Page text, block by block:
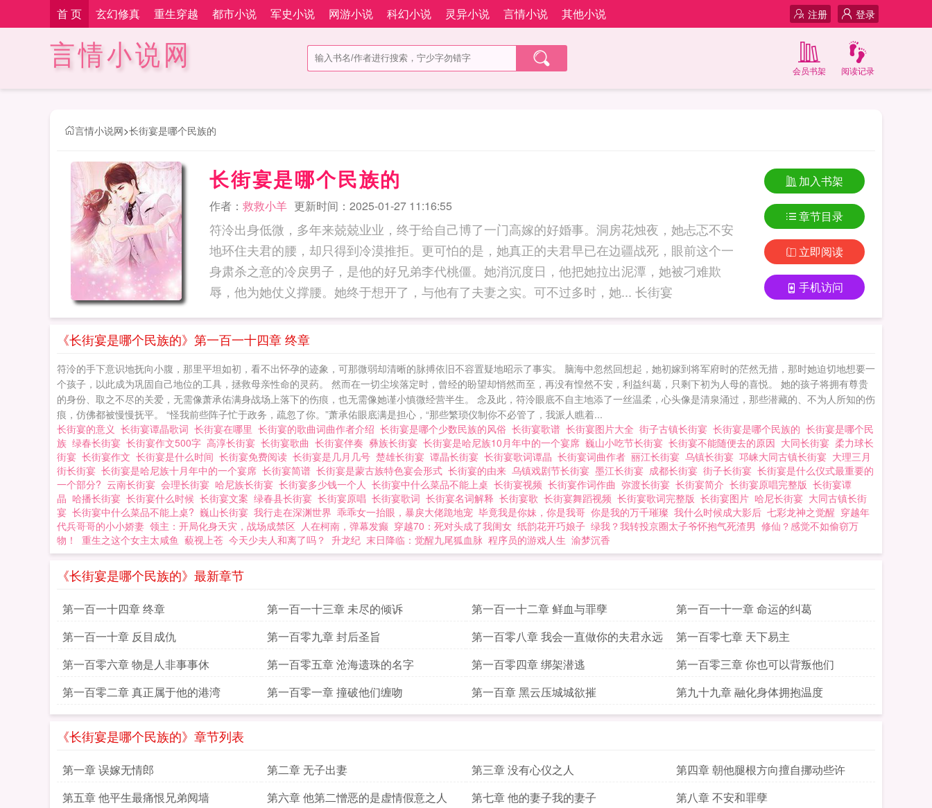
首 页 玄幻修真 重生穿越 都市小说 军史小说 网游小说 科幻小说 灵异小说 言情小说 其他小说 登录
注册
言情小说网 阅读记录
会员书架
言情小说网>长街宴是哪个民族的
长街宴是哪个民族的
作者： 救救小羊 更新时间：2025-01-27 11:16:55
符泠出身低微，多年来兢兢业业，终于给自己博了一门高嫁的好婚事。洞房花烛夜，她忐忑不安
地环住夫君的腰，却只得到冷漠推拒。更可怕的是，她真正的夫君早已在边疆战死，眼前这个一
身肃杀之意的冷戾男子，是他的好兄弟李代桃僵。她消沉度日，他把她拉出泥潭，她被刁难欺
辱，他为她仗义撑腰。她终于想开了，与他有了夫妻之实。可不过多时，她... 长街宴
加入书架
章节目录
立即阅读
手机访问
《长街宴是哪个民族的》第一百一十四章 终章
符泠的手下意识地抚向小腹，那里平坦如初，看不出怀孕的迹象，可那微弱却清晰的脉搏依旧不容置疑地昭示了事实。 脑海中忽然回想起，她初嫁到将军府时的茫然无措，那时她迫切地想要一
个孩子，以此成为巩固自己地位的工具，拯救母亲性命的灵药。 然而在一切尘埃落定时，曾经的盼望却悄然而至，再没有惶然不安，利益纠葛，只剩下初为人母的喜悦。 她的孩子将拥有尊贵
的身份、取之不尽的关爱，无需像萧承佑满身战场上落下的伤痕，也无需像她谨小慎微经营半生。 念及此，符泠眼底不自主地添了一丝温柔，心头像是清泉涌过，那些潜藏的、不为人所知的伤
痕，仿佛都被慢慢抚平。 “怪我前些阵子忙于政务，疏忽了你。”萧承佑眼底满是担心，“那些繁琐仪制你不必管了，我派人瞧着...
长街宴的意义 长街宴谭晶歌词 长街宴在哪里 长街宴的歌曲词曲作者介绍 长街宴是哪个少数民族的风俗 长街宴歌谱 长街宴图片大全 街子古镇长街宴 长街宴是哪个民族的 长街宴是哪个民
族 绿春长街宴 长街宴作文500字 高淳长街宴 长街宴歌曲 长街宴伴奏 彝族长街宴 长街宴是哈尼族10月年中的一个宴席 巍山小吃节长街宴 长街宴不能随便去的原因 大同长街宴 柔力球长
街宴 长街宴作文 长街宴是什么时间 长街宴免费阅读 长街宴是几月几号 楚雄长街宴 谭晶长街宴 长街宴歌词谭晶 长街宴词曲作者 丽江长街宴 乌镇长街宴 邛崃大同古镇长街宴 大理三月
街长街宴 长街宴是哈尼族十月年中的一个宴席 长街宴简谱 长街宴是蒙古族特色宴会形式 长街宴的由来 乌镇戏剧节长街宴 墨江长街宴 成都长街宴 街子长街宴 长街宴是什么仪式最重要的
一个部分? 云南长街宴 会理长街宴 哈尼族长街宴 长街宴多少钱一个人 长街宴中什么菜品不能上桌 长街宴视频 长街宴作词作曲 弥渡长街宴 长街宴简介 长街宴原唱完整版 长街宴谭
晶 哈播长街宴 长街宴什么时候 长街宴文案 绿春县长街宴 长街宴原唱 长街宴歌词 长街宴名词解释 长街宴歌 长街宴舞蹈视频 长街宴歌词完整版 长街宴图片 哈尼长街宴 大同古镇长街
宴 长街宴中什么菜品不能上桌? 巍山长街宴 我行走在深渊世界 乖乖女一抬眼，暴戾大佬跪地宠 毕竟我是你妹，你是我哥 你是我的万千璀璨 我什么时候成大影后 七彩龙神之觉醒 穿越年
代兵哥哥的小小娇妻 领主：开局化身天灾，战场成禁区 人在柯南，弹幕发癫 穿越70：死对头成了我闺女 纸韵花开巧娘子 绿我？我转投京圈太子爷怀抱气死渣男 修仙？感觉不如偷窃万
物！
重生之这个女主太咸鱼 藐视上苍 今天少夫人和离了吗？ 升龙纪 末日降临：觉醒九尾狐血脉 程序员的游戏人生 渝梦沉香
《长街宴是哪个民族的》最新章节
第一百一十四章 终章 第一百一十三章 未尽的倾诉 第一百一十二章 鲜血与罪孽
第一百一十一章 命运的纠葛
第一百一十章 反目成仇
第一百零九章 封后圣旨 第一百零八章 我会一直做你的夫君永远
第一百零七章 天下易主
第一百零六章 物是人非事事休
第一百零五章 沧海遗珠的名字 第一百零四章 绑架潜逃
第一百零三章 你也可以背叛他们
第一百零二章 真正属于他的港湾
第一百零一章 撞破他们缠吻 第一百章 黑云压城城欲摧 第九十九章 融化身体拥抱温度
《长街宴是哪个民族的》章节列表
第一章 误嫁无情郎 第二章 无子出妻 第三章 没有心仪之人
第四章 朝他腿根方向擅自挪动些许
第五章 他平生最痛恨兄弟阋墙
第六章 他第二憎恶的是虚情假意之人 第七章 他的妻子我的妻子
第八章 不安和罪孽